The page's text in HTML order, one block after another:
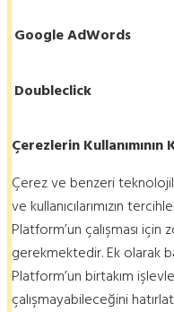
Google AdWords
Doubleclick
Çerezlerin
Çerez ve benzeri
ve kullanıcılarımızın
Platform’un çalışması için
gerekmektedir. Ek olarak
Platform’un birtakım
çalışmayabileceğini